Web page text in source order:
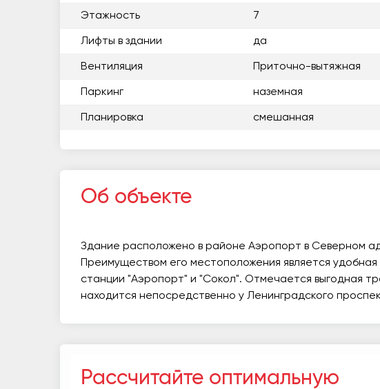
Этажность 7
Лифты в здании да
Вентиляция Приточно-вытяжная
Паркинг наземная
Планировка смешанная
Об объекте
Здание расположено в районе Аэропорт в Северном
Преимуществом его местоположения является
станции "Аэропорт" и "Сокол". Отмечается выгодная
находится непосредственно у Ленинградского
Рассчитайте оптимальную